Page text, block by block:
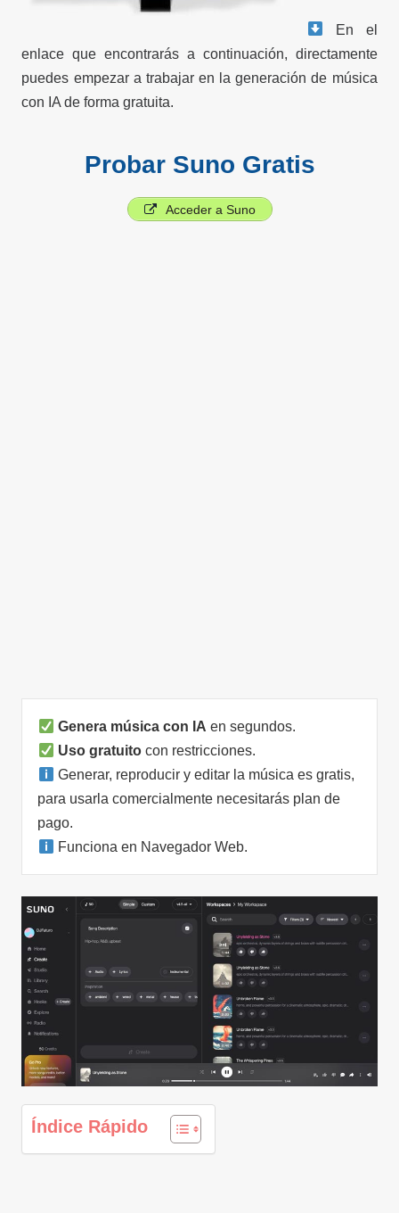
En el
enlace que encontrarás a continuación, directamente
puedes empezar a trabajar en la generación de música
con IA de forma gratuita.
Probar Suno Gratis
Acceder a Suno
Genera música con IA en segundos.
Uso gratuitocon restricciones.
Generar, reproducir y editar la música es gratis,
para usarla comercialmente necesitarás plan de
pago.
Funciona en Navegador Web.
Índice Rápido